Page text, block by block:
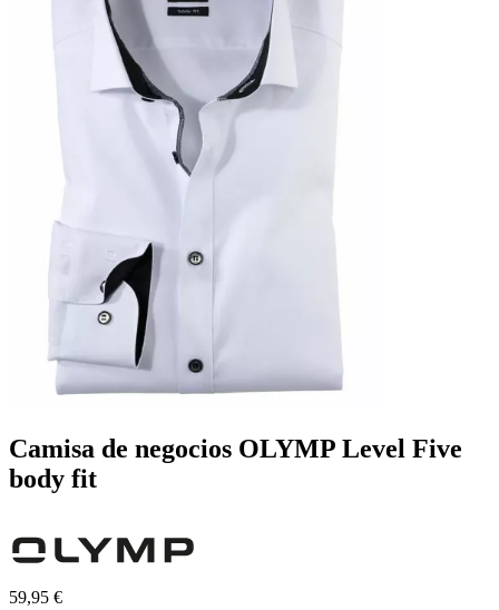
Camisa de negocios OLYMP Level Five
body fit
59,95 €